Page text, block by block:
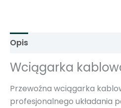
Opis
Wciągarka
Przewoźna wciągarka
profesjonalnego układania